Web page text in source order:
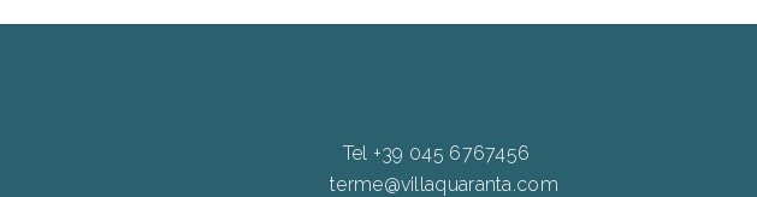
Tel +39 045 6767456
terme@villaquaranta.com